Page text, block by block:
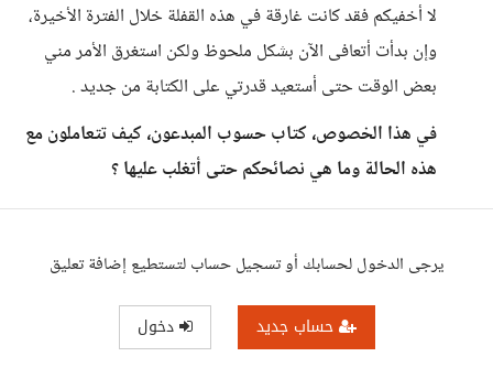
لا أخفيكم فقد كانت غارقة في هذه القفلة خلال الفترة الأخيرة،
وإن بدأت أتعافى الآن بشكل ملحوظ ولكن استغرق الأمر مني
بعض الوقت حتى أستعيد قدرتي على الكتابة من جديد .
في هذا الخصوص، كتاب حسوب المبدعون، كيف تتعاملون مع
هذه الحالة وما هي نصائحكم حتى أتغلب عليها ؟
يرجى الدخول لحسابك أو تسجيل حساب لتستطيع إضافة تعليق
حساب جديد دخول